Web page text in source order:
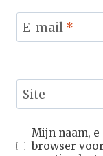
E-mail *
Site
Mijn naam,
browser